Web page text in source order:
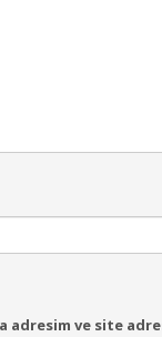
adresim ve site